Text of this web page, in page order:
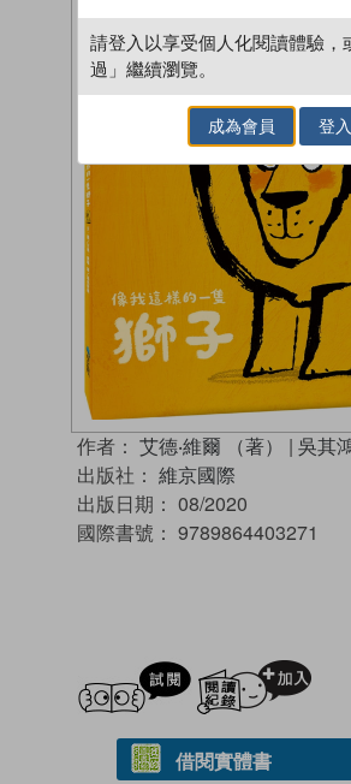
作者： 艾德‧維爾 （著） | 吳其
出版社： 維京國際
出版日期： 08/2020
國際書號： 9789864403271
試閲
借閱實體書
請登入以享受個人化閱讀體驗，
過」繼續瀏覽。
成為會員 登入